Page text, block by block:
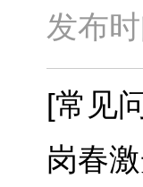
发布
[常见
岗春